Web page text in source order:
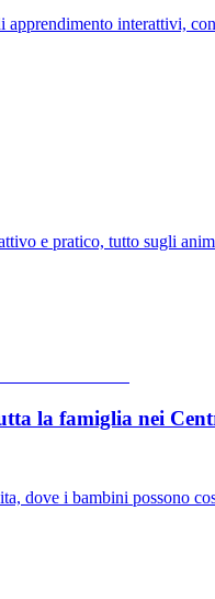
interattivi,
e pratico, tutto sugli
la famiglia nei
i bambini possono